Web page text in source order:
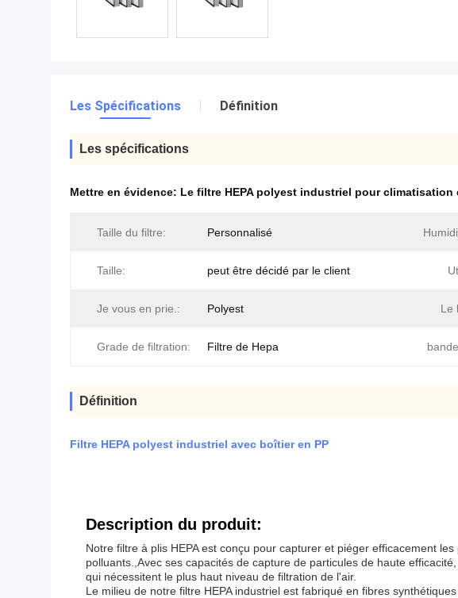
Les Spécifications Définition
Les spécifications
Mettre en évidence: Le filtre HEPA polyest industriel pour climatisation
Taille du filtre: Personnalisé
Taille: peut être décidé par le client
Je vous en prie.: Polyest Le
Grade de filtration: Filtre de Hepa
Définition
Filtre HEPA polyest industriel avec boîtier en PP
Description du produit:
Notre filtre à plis HEPA est conçu pour capturer et piéger efficacement
polluants.,Avec ses capacités de capture de particules de haute
qui nécessitent le plus haut niveau de filtration de l'air.
Le milieu de notre filtre HEPA industriel est fabriqué en fibres